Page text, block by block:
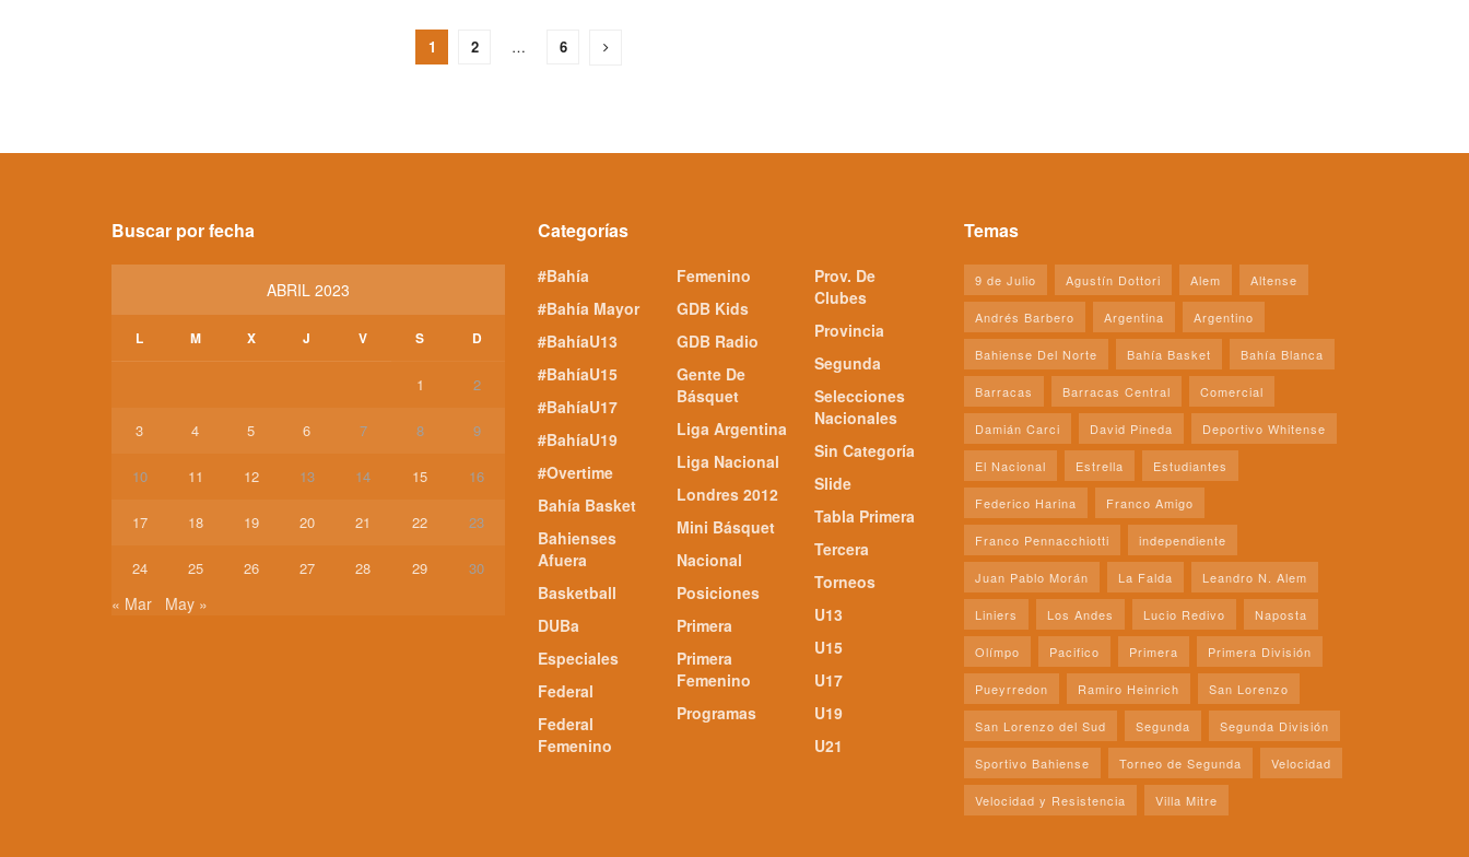
1 2 … 6
Buscar por fecha
ABRIL 2023
L M X J V S D
1 2
3 4 5 6 7 8 9
10 11 12 13 14 15 16
17 18 19 20 21 22 23
24 25 26 27 28 29 30
« Mar May »
Categorías
#Bahía
#Bahía Mayor
#BahíaU13
#BahíaU15
#BahíaU17
#BahíaU19
#Overtime
Bahía Basket
Bahienses
Afuera
Basketball
DUBa
Especiales
Federal
Federal
Femenino
Femenino
GDB Kids
GDB Radio
Gente De
Básquet
Liga Argentina
Liga Nacional
Londres 2012
Mini Básquet
Nacional
Posiciones
Primera
Primera
Femenino
Programas
Prov. De
Clubes
Provincia
Segunda
Selecciones
Nacionales
Sin Categoría
Slide
Tabla Primera
Tercera
Torneos
U13
U15
U17
U19
U21
Temas
9 de Julio Agustín Dottori Alem Altense
Andrés Barbero Argentina Argentino
Bahiense Del Norte Bahía Basket Bahía Blanca
Barracas Barracas Central Comercial
Damián Carci David Pineda Deportivo Whitense
El Nacional Estrella Estudiantes
Federico Harina Franco Amigo
Franco Pennacchiotti independiente
Juan Pablo Morán La Falda Leandro N. Alem
Liniers Los Andes Lucio Redivo Naposta
Olímpo Pacifico Primera Primera División
Pueyrredon Ramiro Heinrich San Lorenzo
San Lorenzo del Sud Segunda Segunda División
Sportivo Bahiense Torneo de Segunda Velocidad
Velocidad y Resistencia Villa Mitre